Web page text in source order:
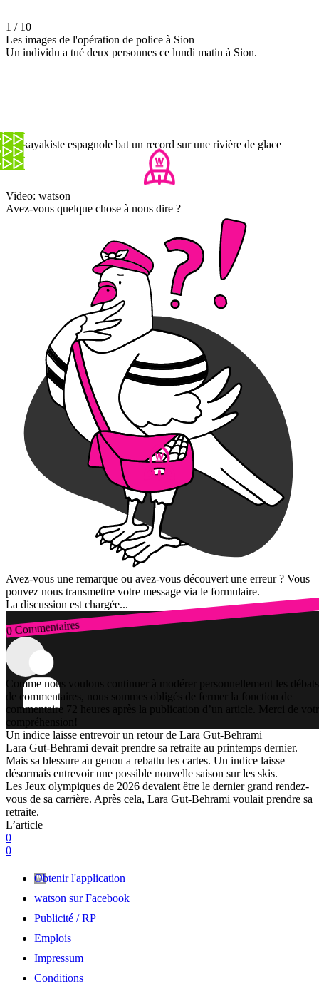
1 / 10
Les images de l'opération de police à Sion
Un individu a tué deux personnes ce lundi matin à Sion.
Un kayakiste espagnole bat un record sur une rivière de glace
Video: watson
Avez-vous quelque chose à nous dire ?
Avez-vous une remarque ou avez-vous découvert une erreur ? Vous
pouvez nous transmettre votre message via le formulaire.
La discussion est chargée...
0 Commentaires
Connexion
Comme nous voulons continuer à modérer personnellement les débats
de commentaires, nous sommes obligés de fermer la fonction de
commentaire 72 heures après la publication d’un article. Merci de
compréhension!
Un indice laisse entrevoir un retour de Lara Gut-Behrami
Lara Gut-Behrami devait prendre sa retraite au printemps dernier.
Mais sa blessure au genou a rebattu les cartes. Un indice laisse
désormais entrevoir une possible nouvelle saison sur les skis.
Les Jeux olympiques de 2026 devaient être le dernier grand rendez-
vous de sa carrière. Après cela, Lara Gut-Behrami voulait prendre sa
retraite.
L’article
0
0
Obtenir l'application
watson sur Facebook
Publicité / RP
Emplois
Impressum
Conditions